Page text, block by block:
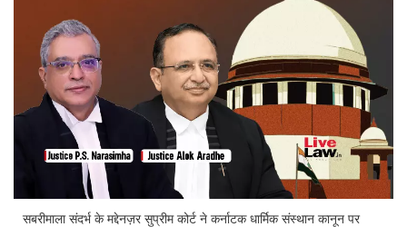
सबरीमाला संदर्भ के मद्देनज़र सुप्रीम कोर्ट ने कर्नाटक धार्मिक संस्थान कानून पर